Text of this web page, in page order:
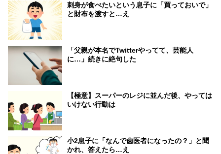
刺身が食べたいという息子に「買っておいで」
と財布を渡すと…え
「父親が本名でTwitterやってて、芸能人
に…」続きに絶句した
【極意】スーパーのレジに並んだ後、やっては
いけない行動は
小2息子に「なんで歯医者になったの？」と聞
かれ、答えたら…え